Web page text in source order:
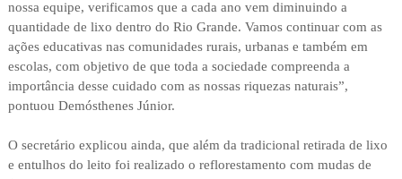
nossa equipe, verificamos que a cada ano vem diminuindo a
quantidade de lixo dentro do Rio Grande. Vamos continuar com as
ações educativas nas comunidades rurais, urbanas e também em
escolas, com objetivo de que toda a sociedade compreenda a
importância desse cuidado com as nossas riquezas naturais”,
pontuou Demósthenes Júnior.
O secretário explicou ainda, que além da tradicional retirada de lixo
e entulhos do leito foi realizado o reflorestamento com mudas de